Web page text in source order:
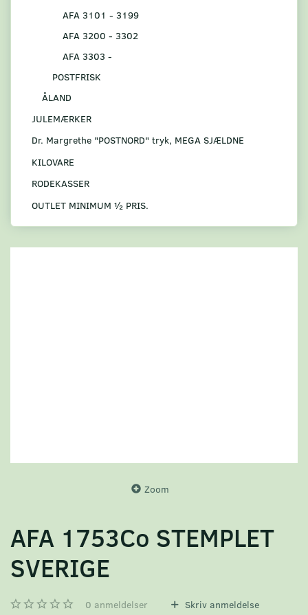
AFA 3101 - 3199
AFA 3200 - 3302
AFA 3303 -
POSTFRISK
ÅLAND
JULEMÆRKER
Dr. Margrethe "POSTNORD" tryk, MEGA SJÆLDNE
KILOVARE
RODEKASSER
OUTLET MINIMUM ½ PRIS.
Zoom
AFA 1753Co STEMPLET
SVERIGE
0 anmeldelser Skriv anmeldelse